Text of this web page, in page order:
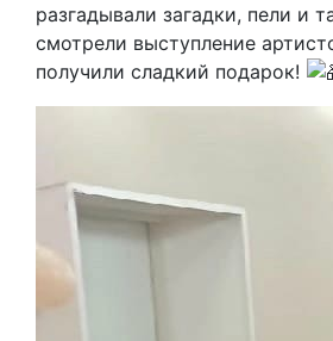
разгадывали загадки, пели и
смотрели выступление
получили сладкий подарок!